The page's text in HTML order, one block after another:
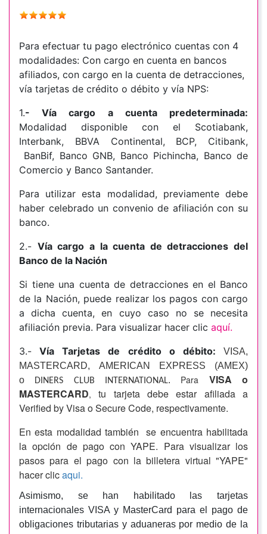
Para efectuar tu pago electrónico cuentas con 4
modalidades: Con cargo en cuenta en bancos
afiliados, con cargo en la cuenta de detracciones,
vía tarjetas de crédito o débito y vía NPS:
1.- Vía cargo a cuenta predeterminada:
Modalidad disponible con el Scotiabank,
Interbank, BBVA Continental, BCP, Citibank,
BanBif, Banco GNB, Banco Pichincha, Banco de
Comercio y Banco Santander.
Para utilizar esta modalidad, previamente debe
haber celebrado un convenio de afiliación con su
banco.
2.- Vía cargo a la cuenta de detracciones del
Banco de la Nación
Si tiene una cuenta de detracciones en el Banco
de la Nación, puede realizar los pagos con cargo
a dicha cuenta, en cuyo caso no se necesita
afiliación previa. Para visualizar hacer clic aquí.
3.- Vía Tarjetas de crédito o débito: VISA,
MASTERCARD, AMERICAN EXPRESS (AMEX)
o DINERS CLUB INTERNATIONAL. Para VISA o
MASTERCARD,tu tarjeta debe estar afiliada a
Verified by Visa o Secure Code, respectivamente.
En esta modalidad también se encuentra habilitada
la opción de pago con YAPE. Para visualizar los
pasos para el pago con la billetera virtual "YAPE"
hacer clicaqui.
Asimismo, se han habilitado las tarjetas
internacionales VISA y MasterCard para el pago de
obligaciones tributarias y aduaneras por medio de la